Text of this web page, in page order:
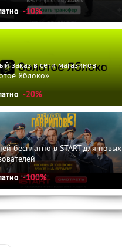
-10%
заказ в сети магазинов
Яблоко»
-20%
бесплатно в START для новых
-100%